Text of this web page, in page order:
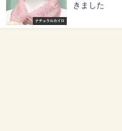
ナチュラルカイロ
きました